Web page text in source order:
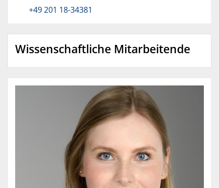
+49 201 18-34381
Wissenschaftliche Mitarbeitende